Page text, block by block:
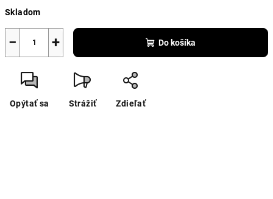
cena:
Skladom
+
− Do košíka
Opýtať sa Strážiť Zdieľať